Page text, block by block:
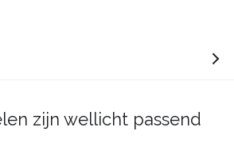
zijn wellicht passend